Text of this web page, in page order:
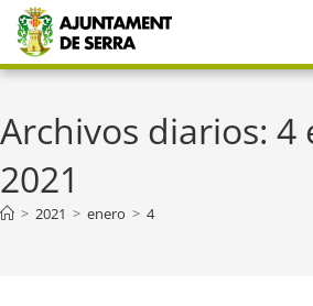
Archivos diarios: 4
2021
> 2021 > enero > 4